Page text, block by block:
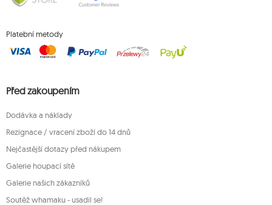
Platební metody
Před zakoupením
Dodávka a náklady
Rezignace / vracení zboží do 14 dnů
Nejčastější dotazy před nákupem
Galerie houpací sítě
Galerie našich zákazníků
Soutěž whamaku - usadil se!